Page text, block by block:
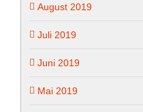
August 2019
Juli 2019
Juni 2019
Mai 2019